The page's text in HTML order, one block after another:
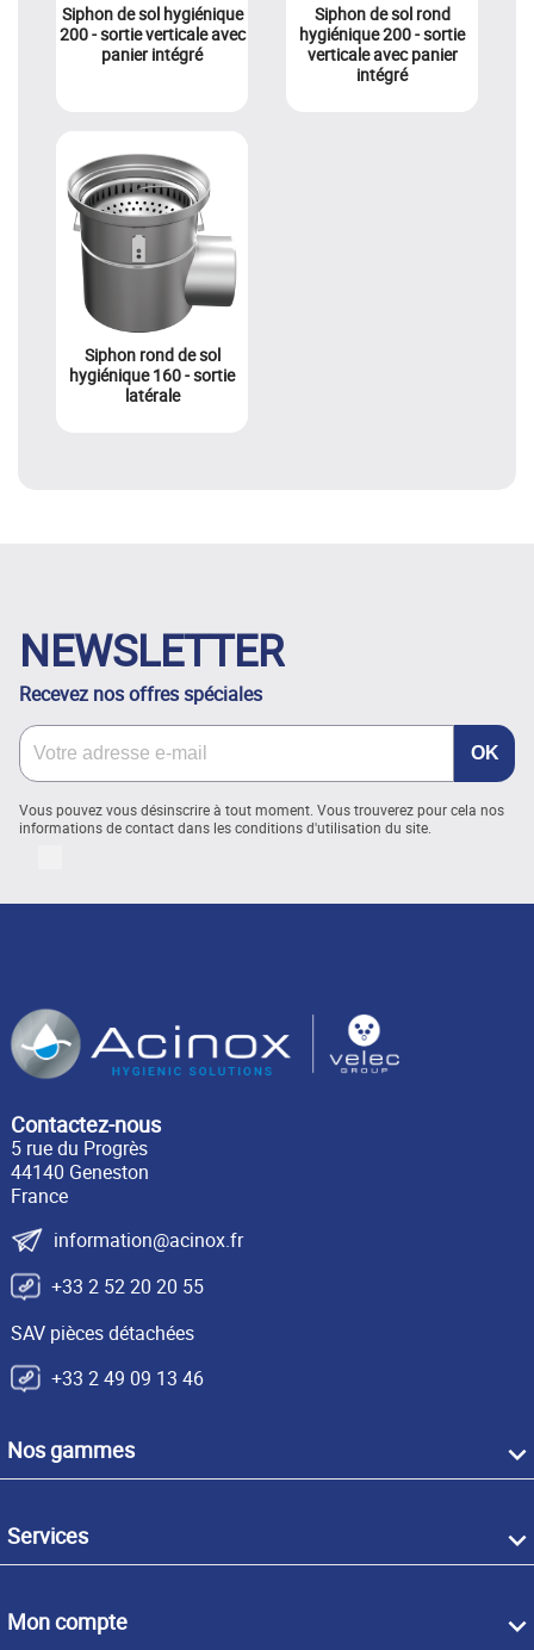
Siphon de sol hygiénique
200 - sortie verticale avec
panier intégré
Siphon de sol rond
hygiénique 200 - sortie
verticale avec panier
intégré
Siphon rond de sol
hygiénique 160 - sortie
latérale
NEWSLETTER
Recevez nos offres spéciales
Vous pouvez vous désinscrire à tout moment. Vous trouverez pour cela nos
informations de contact dans les conditions d'utilisation du site.
Contactez-nous
5 rue du Progrès
44140 Geneston
France
information@acinox.fr
+33 2 52 20 20 55
SAV pièces détachées
+33 2 49 09 13 46
Nos gammes
Services
Mon compte